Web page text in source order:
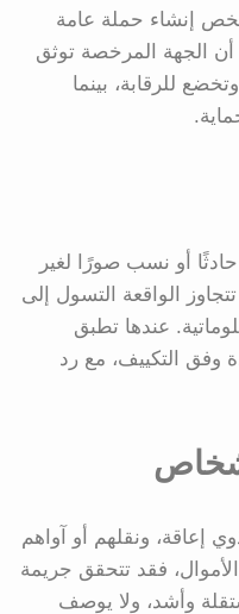
إنشاء حملة عامة
أن الجهة المرخصة توثق
للرقابة، بينما
أو نسب صورًا لغير
الواقعة التسول إلى
عندها تطبق
وفق التكييف، مع رد
إعاقة، ونقلهم أو آواهم
فقد تتحقق جريمة
وأشد، ولا يوصف